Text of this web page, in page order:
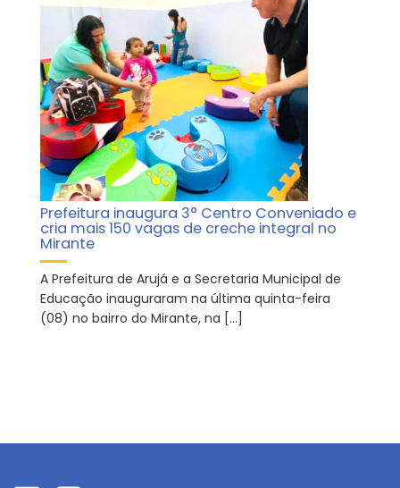
Prefeitura inaugura 3° Centro Conveniado e
cria mais 150 vagas de creche integral no
Mirante
A Prefeitura de Arujá e a Secretaria Municipal de
Educação inauguraram na última quinta-feira
(08) no bairro do Mirante, na […]